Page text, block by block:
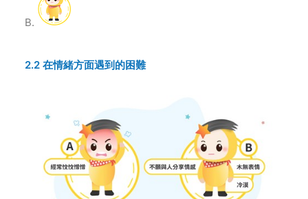
2.2 在情緒方面遇到的困難